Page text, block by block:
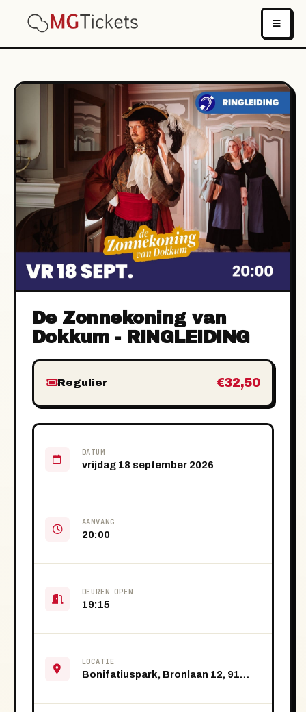
De Zonnekoning van
Dokkum - RINGLEIDING
Regulier €32,50
DATUM
vrijdag 18 september 2026
AANVANG
20:00
DEUREN OPEN
19:15
LOCATIE
Bonifatiuspark, Bronlaan 12, 9101 VS Dokkum